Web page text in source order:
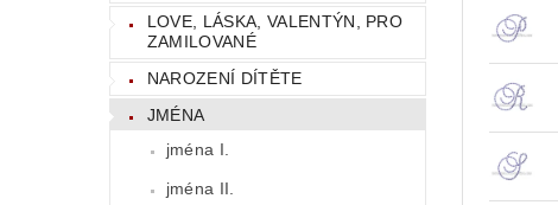
LOVE, LÁSKA, VALENTÝN, PRO
ZAMILOVANÉ
NAROZENÍ DÍTĚTE
JMÉNA
jména I.
jména II.